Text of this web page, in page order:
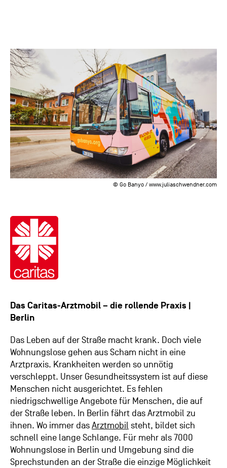
© Go Banyo / www.juliaschwendner.com
Das Caritas-Arztmobil – die rollende Praxis |
Berlin
Das Leben auf der Straße macht krank. Doch viele
Wohnungslose gehen aus Scham nicht in eine
Arztpraxis. Krankheiten werden so unnötig
verschleppt. Unser Gesundheitssystem ist auf diese
Menschen nicht ausgerichtet. Es fehlen
niedrigschwellige Angebote für Menschen, die auf
der Straße leben. In Berlin fährt das Arztmobil zu
ihnen. Wo immer dasArztmobil steht, bildet sich
schnell eine lange Schlange. Für mehr als 7000
Wohnungslose in Berlin und Umgebung sind die
Sprechstunden an der Straße die einzige Möglichkeit